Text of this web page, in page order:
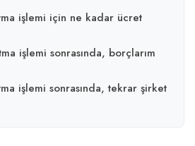
işlemi için ne kadar ücret
işlemi sonrasında, borçlarım
işlemi sonrasında, tekrar şirket